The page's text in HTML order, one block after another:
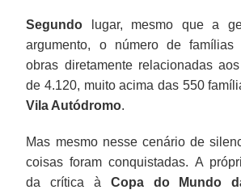
Segundo lugar, mesmo que a
argumento, o número de famílias
obras diretamente relacionadas
de 4.120, muito acima das 550
Vila Autódromo.
Mas mesmo nesse cenário de
coisas foram conquistadas. A
da crítica à Copa do Mundo